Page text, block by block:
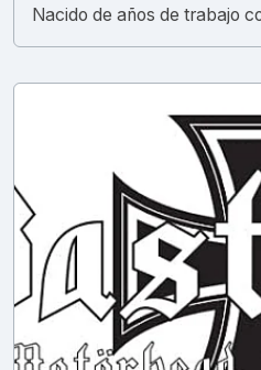
Nacido de años de trabajo